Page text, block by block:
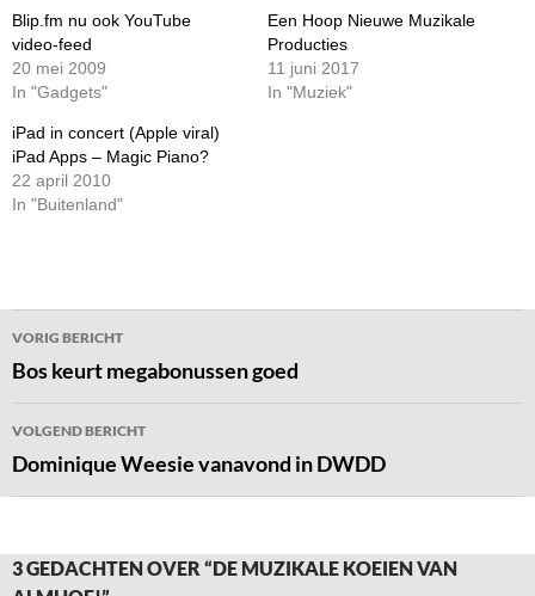
Blip.fm nu ook YouTube
video-feed
20 mei 2009
In "Gadgets"
Een Hoop Nieuwe Muzikale
Producties
11 juni 2017
In "Muziek"
iPad in concert (Apple viral)
iPad Apps – Magic Piano?
22 april 2010
In "Buitenland"
Bericht
navigatie
VORIG BERICHT
Bos keurt megabonussen goed
VOLGEND BERICHT
Dominique Weesie vanavond in DWDD
3 GEDACHTEN OVER “DE MUZIKALE KOEIEN VAN